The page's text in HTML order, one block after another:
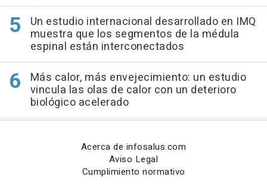
Un estudio internacional desarrollado en IMQ
muestra que los segmentos de la médula
espinal están interconectados
Más calor, más envejecimiento: un estudio
vincula las olas de calor con un deterioro
biológico acelerado
Acerca de infosalus.com
Aviso Legal
Cumplimiento normativo